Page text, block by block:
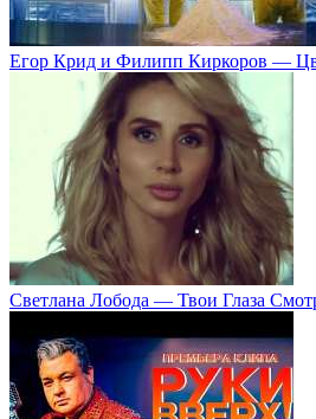
Егор Крид и Филипп Киркоров —
Светлана Лобода — Твои Глаза